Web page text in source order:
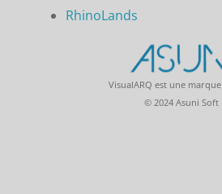
RhinoLands
VisualARQ est une marque
© 2024 Asuni Soft